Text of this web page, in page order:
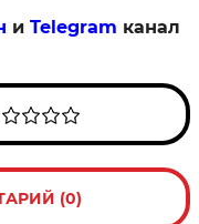
иTelegram канал
(0)